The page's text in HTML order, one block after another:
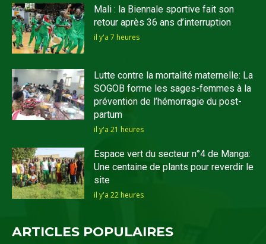
Mali : la Biennale sportive fait son
retour après 36 ans d’interruption
il y'a 7 heures
Lutte contre la mortalité maternelle: La
SOGOB forme les sages-femmes à la
prévention de l’hémorragie du post-
partum
il y'a 21 heures
Espace vert du secteur n°4 de Manga:
Une centaine de plants pour reverdir le
site
il y'a 22 heures
ARTICLES POPULAIRES